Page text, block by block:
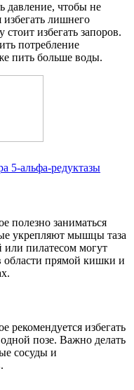
давление, чтобы не
избегать лишнего
избегать запоров.
потребление
пить больше воды.
5-альфа-редуктазы
полезно заниматься
укрепляют мышцы таза
или пилатесом могут
области прямой кишки и
рекомендуется избегать
позе. Важно делать
сосуды и